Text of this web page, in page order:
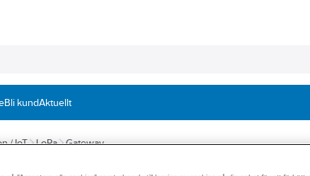
Bli kundAktuellt
/ IoT LoRa Gateway